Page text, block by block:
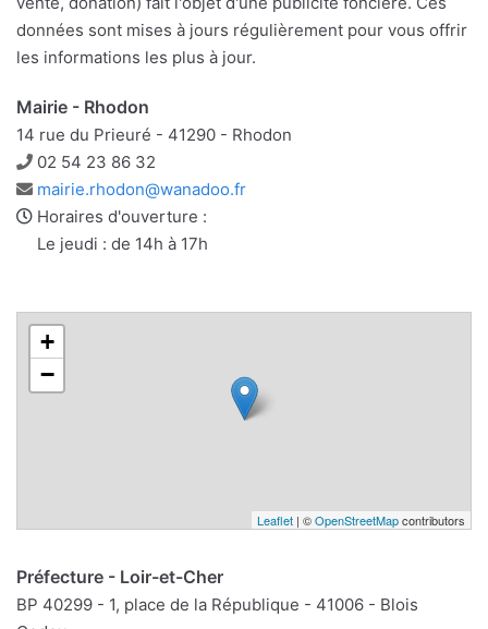
données sont mises à jours régulièrement pour vous offrir
les informations les plus à jour.
Mairie - Rhodon
14 rue du Prieuré - 41290 - Rhodon
Téléphone
02 54 23 86 32
Adresse
e-
mail
mairie.rhodon@wanadoo.fr
Horaires d'ouverture :
Le jeudi : de 14h à 17h
+
−
Leaflet | ©OpenStreetMapcontributors
Préfecture - Loir-et-Cher
BP 40299 - 1, place de la République - 41006 - Blois